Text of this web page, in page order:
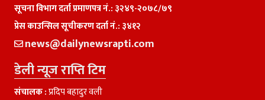
सूचना विभाग दर्ता प्रमाणपत्र नं.: ३२४९-२०७८/७९
प्रेस काउन्सिल सूचीकरण दर्ता नं.: ३४१२
news@dailynewsrapti.com
डेली न्यूज राप्ति टिम
संचालक :प्रदिप बहादुर वली